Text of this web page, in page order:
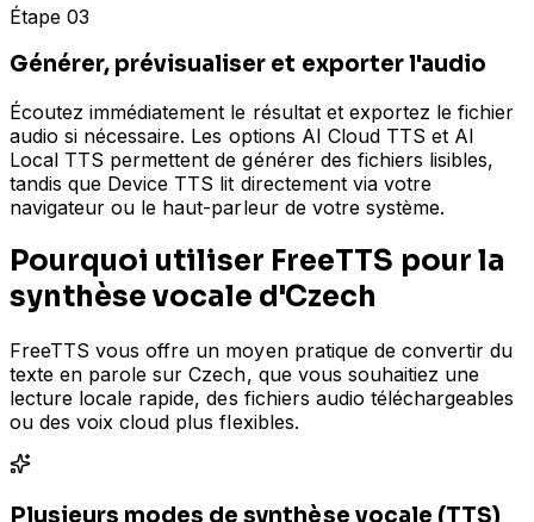
Étape 03
Générer, prévisualiser et exporter l'audio
Écoutez immédiatement le résultat et exportez le fichier
audio si nécessaire. Les options AI Cloud TTS et AI
Local TTS permettent de générer des fichiers lisibles,
tandis que Device TTS lit directement via votre
navigateur ou le haut-parleur de votre système.
Pourquoi utiliser FreeTTS pour la
synthèse vocale d'Czech
FreeTTS vous offre un moyen pratique de convertir du
texte en parole sur Czech, que vous souhaitiez une
lecture locale rapide, des fichiers audio téléchargeables
ou des voix cloud plus flexibles.
Plusieurs modes de synthèse vocale (TTS)